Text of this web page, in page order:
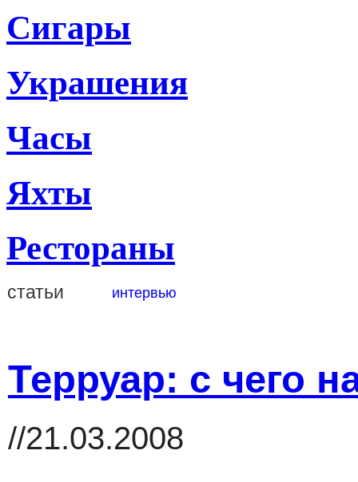
Сигары
Украшения
Часы
Яхты
Рестораны
статьи интервью
Терруар: с чего
//21.03.2008